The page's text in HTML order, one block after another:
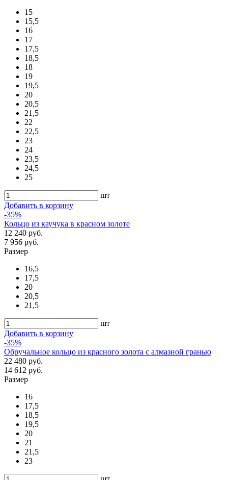
15
15,5
16
17
17,5
18,5
18
19
19,5
20
20,5
21,5
22
22,5
23
24
23,5
24,5
25
шт
Добавить в корзину
-35%
Кольцо из каучука в красном золоте
12 240 руб.
7 956 руб.
Размер
16,5
17,5
20
20,5
21,5
шт
Добавить в корзину
-35%
Обручальное кольцо из красного золота с алмазной гранью
22 480 руб.
14 612 руб.
Размер
16
17,5
18,5
19,5
20
21
21,5
23